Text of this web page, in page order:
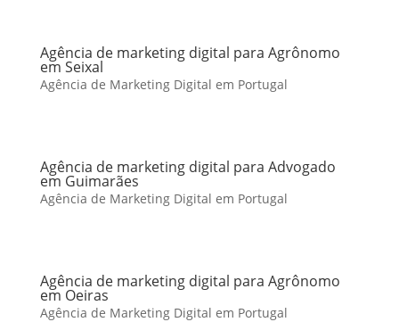
Agência de marketing digital para Agrônomo
em Seixal
Agência de Marketing Digital em Portugal
Agência de marketing digital para Advogado
em Guimarães
Agência de Marketing Digital em Portugal
Agência de marketing digital para Agrônomo
em Oeiras
Agência de Marketing Digital em Portugal